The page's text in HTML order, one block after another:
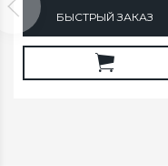
БЫСТРЫЙ ЗАКАЗ